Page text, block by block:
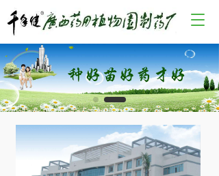
T
g
g
l
e
n
a
v
i
g